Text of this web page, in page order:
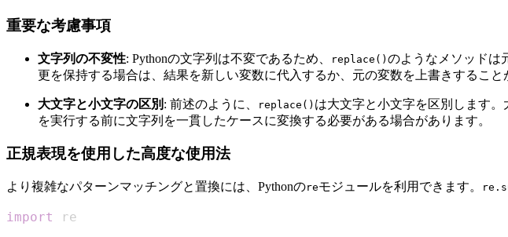
重要な考慮事項
文字列の不変性: Pythonの文字列は不変であるため、 replace() のようなメソッドは
更を保持する場合は、結果を新しい変数に代入するか、元の変数を上書きすること
大文字と小文字の区別 : 前述のように、 replace() は大文字と小文字を区別します。
を実行する前に文字列を一貫したケースに変換する必要がある場合があります。
正規表現を使用した高度な使用法
より複雑なパターンマッチングと置換には、Pythonのreモジュールを利用できます。
import